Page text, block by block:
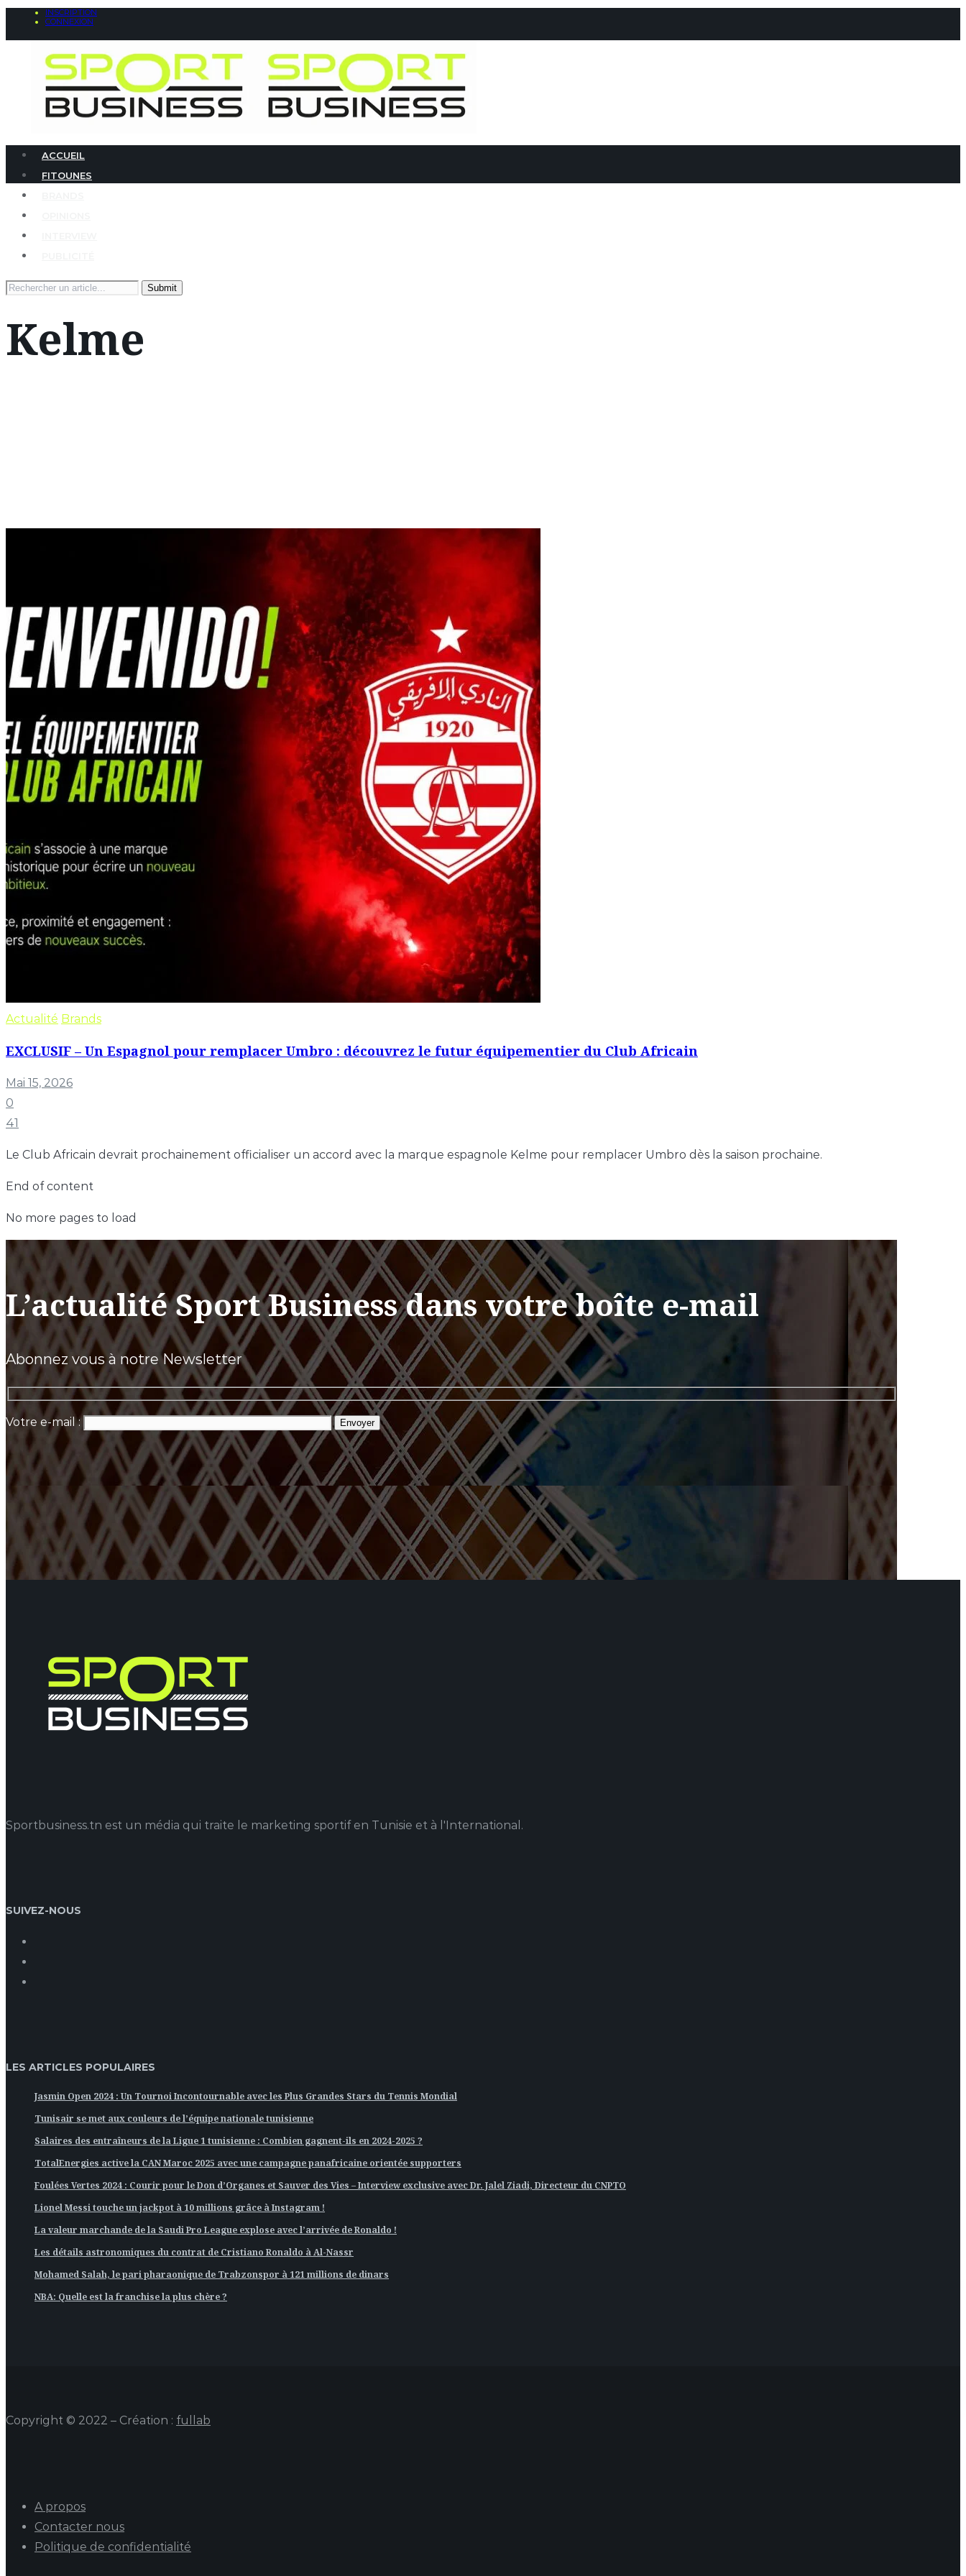
INSCRIPTION
CONNEXION
ACCUEIL
FITOUNES
Search
Kelme
Actualité Brands
EXCLUSIF – Un Espagnol pour remplacer Umbro : découvrez le futur équipementier du Club Africain
Mai 15, 2026
0
41
Le Club Africain devrait prochainement officialiser un accord avec la marque espagnole Kelme pour remplacer Umbro dès la saison prochaine.
End of content
No more pages to load
L’actualité Sport Business dans votre boîte e-mail
Abonnez vous à notre Newsletter
Votre e-mail :
Sportbusiness.tn est un média qui traite le marketing sportif en Tunisie et à l'International.
SUIVEZ-NOUS
LES ARTICLES POPULAIRES
Jasmin Open 2024 : Un Tournoi Incontournable avec les Plus Grandes Stars du Tennis Mondial
Tunisair se met aux couleurs de l’équipe nationale tunisienne
Salaires des entraîneurs de la Ligue 1 tunisienne : Combien gagnent-ils en 2024-2025 ?
TotalEnergies active la CAN Maroc 2025 avec une campagne panafricaine orientée supporters
Foulées Vertes 2024 : Courir pour le Don d’Organes et Sauver des Vies – Interview exclusive avec Dr. Jalel Ziadi, Directeur du CNPTO
Lionel Messi touche un jackpot à 10 millions grâce à Instagram !
La valeur marchande de la Saudi Pro League explose avec l’arrivée de Ronaldo !
Les détails astronomiques du contrat de Cristiano Ronaldo à Al-Nassr
Mohamed Salah, le pari pharaonique de Trabzonspor à 121 millions de dinars
NBA: Quelle est la franchise la plus chère ?
Copyright © 2022 – Création : fullab
A propos
Contacter nous
Politique de confidentialité